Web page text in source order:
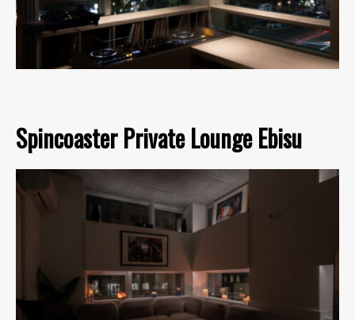
Spincoaster Private Lounge Ebisu